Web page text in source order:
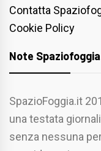
Contatta
Cookie Policy
Note
SpazioFoggia.it
una testata
senza nessuna